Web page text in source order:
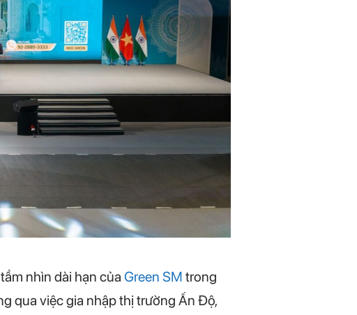
nhìn dài hạn của Green SM trong
qua việc gia nhập thị trường Ấn Độ,